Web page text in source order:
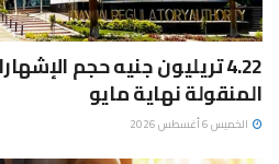
4.22 تريليون جنيه حجم
المنقولة نهاية مايو
الخميس 6 أغسطس 2026